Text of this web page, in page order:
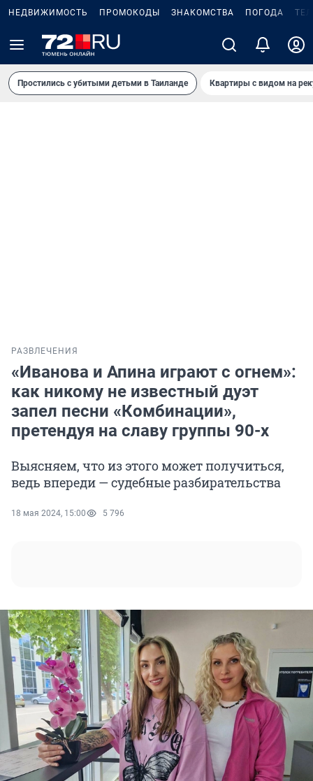
НЕДВИЖИМОСТЬ ПРОМОКОДЫ ЗНАКОМСТВА ПОГОДА
Простились с убитыми детьми в Таиланде Квартиры с видом на
РАЗВЛЕЧЕНИЯ
«Иванова и Апина играют с огнем»:
как никому не известный дуэт
запел песни «Комбинации»,
претендуя на славу группы 90-х
Выясняем, что из этого может получиться,
ведь впереди — судебные разбирательства
18 мая 2024, 15:00 5 796